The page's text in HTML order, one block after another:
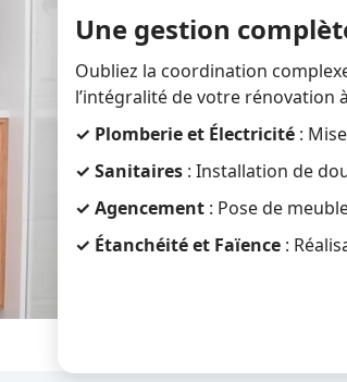
Une gestion
Oubliez la coordination
l’intégralité de votre rénovation à
✓ Plomberie et Électricité :
✓ Sanitaires : Installation de
✓ Agencement : Pose de
✓ Étanchéité et Faïence :